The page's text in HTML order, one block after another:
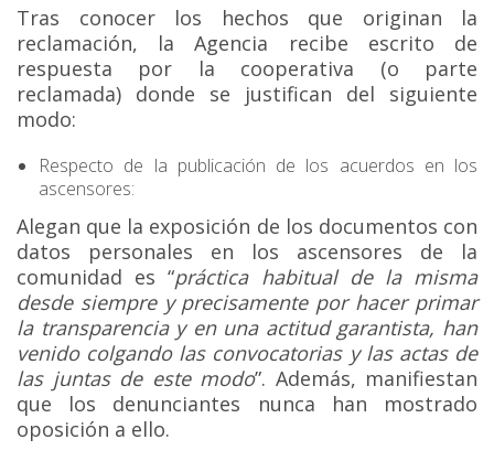
Tras conocer los hechos que originan la
reclamación, la Agencia recibe escrito de
respuesta por la cooperativa (o parte
reclamada) donde se justifican del siguiente
modo:
Respecto de la publicación de los acuerdos en los
ascensores:
Alegan que la exposición de los documentos con
datos personales en los ascensores de la
comunidad es “práctica habitual de la misma
desde siempre y precisamente por hacer primar
la transparencia y en una actitud garantista, han
venido colgando las convocatorias y las actas de
las juntas de este modo”. Además, manifiestan
que los denunciantes nunca han mostrado
oposición a ello.